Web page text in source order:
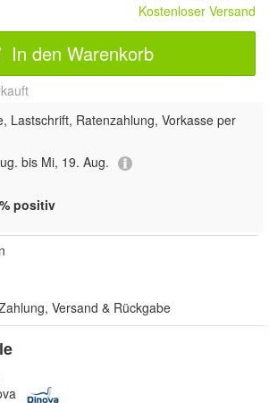
Kostenloser Versand
In den Warenkorb
Lastschrift, Ratenzahlung, Vorkasse per
bis Mi, 19. Aug.
positiv
Versand & Rückgabe